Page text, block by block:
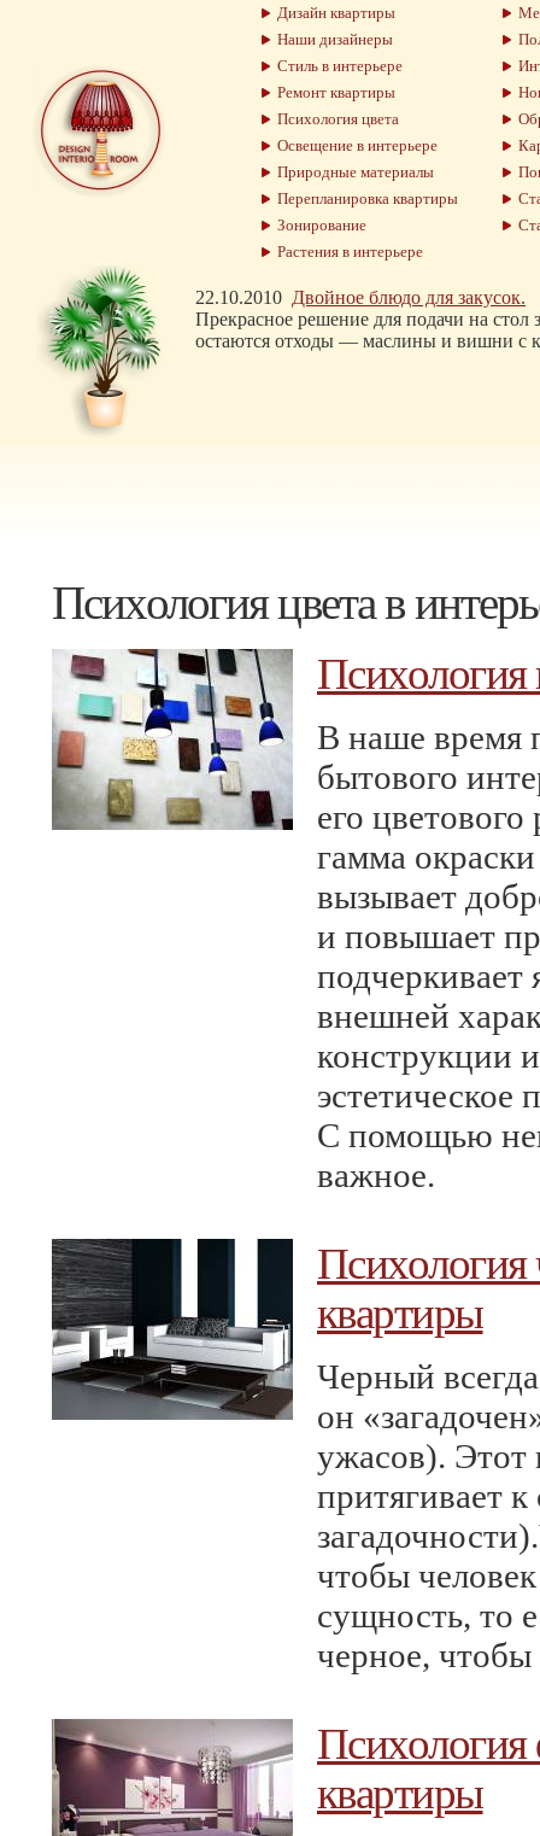
Дизайн квартиры
Наши дизайнеры
Стиль в интерьере
Ремонт квартиры
Психология цвета
Освещение в интерьере
Природные материалы
Перепланировка квартиры
Зонирование
Растения в интерьере
22.10.2010 Двойное блюдо для закусок.
Прекрасное решение для подачи на стол
остаются отходы — маслины и вишни с
Психология цвета в
Психология
В наше время
бытового
его
гамма
вызывает
и повышает
внешней
конструкции
эстетическое
С помощью
важное.
Психология
квартиры
Черный
он «
ужасов). Этот
притягивает к
чтобы
сущность, то
черное, чтобы
Психология
квартиры